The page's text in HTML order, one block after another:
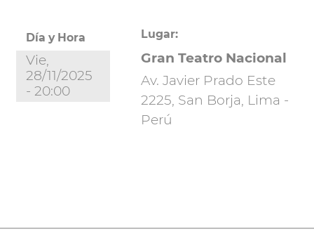
Día y Hora
Vie,
28/11/2025
- 20:00
Lugar:
Gran Teatro Nacional
Av. Javier Prado Este
2225, San Borja, Lima -
Perú